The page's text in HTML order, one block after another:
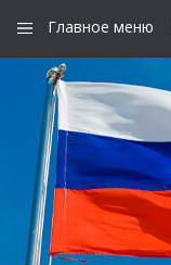
Главное меню